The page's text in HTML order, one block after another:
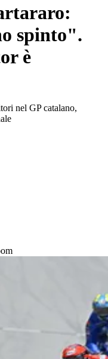
spinto".
è
nel GP catalano,